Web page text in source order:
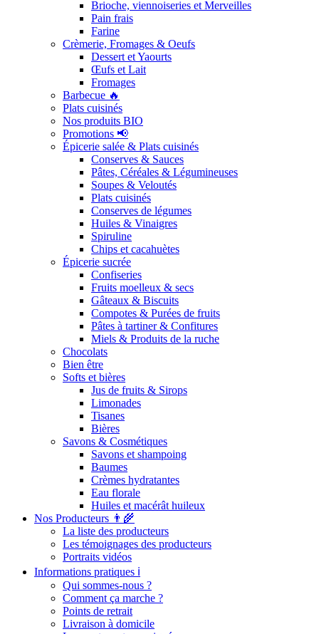
Brioche, viennoiseries et Merveilles
Pain frais
Farine
Crèmerie, Fromages & Oeufs
Dessert et Yaourts
Œufs et Lait
Fromages
Barbecue 🔥
Plats cuisinés
Nos produits BIO
Promotions 📢
Épicerie salée & Plats cuisinés
Conserves & Sauces
Pâtes, Céréales & Légumineuses
Soupes & Veloutés
Plats cuisinés
Conserves de légumes
Huiles & Vinaigres
Spiruline
Chips et cacahuètes
Épicerie sucrée
Confiseries
Fruits moelleux & secs
Gâteaux & Biscuits
Compotes & Purées de fruits
Pâtes à tartiner & Confitures
Miels & Produits de la ruche
Chocolats
Bien être
Softs et bières
Jus de fruits & Sirops
Limonades
Tisanes
Bières
Savons & Cosmétiques
Savons et shampoing
Baumes
Crèmes hydratantes
Eau florale
Huiles et macérât huileux
Nos Producteurs 👨‍🌾
La liste des producteurs
Les témoignages des producteurs
Portraits vidéos
Informations pratiques ℹ️
Qui sommes-nous ?
Comment ça marche ?
Points de retrait
Livraison à domicile